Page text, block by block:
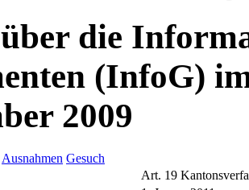
über die
(InfoG)
2009
Ausnahmen Gesuch
Art. 19